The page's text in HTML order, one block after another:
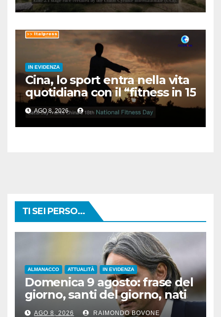
IN EVIDENZA
Cina, lo sport entra nella vita
quotidiana con il “fitness in 15
minuti”
AGO 8, 2026
TI SEI PERSO...
ALMANACCO ATTUALITÀ IN EVIDENZA
Domenica 9 agosto: frase del
giorno, santi del giorno, nati
famosi, accadde oggi
AGO 8, 2026 RAIMONDO BOVONE